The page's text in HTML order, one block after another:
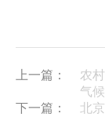
上一篇：
农
气
下一篇：
北